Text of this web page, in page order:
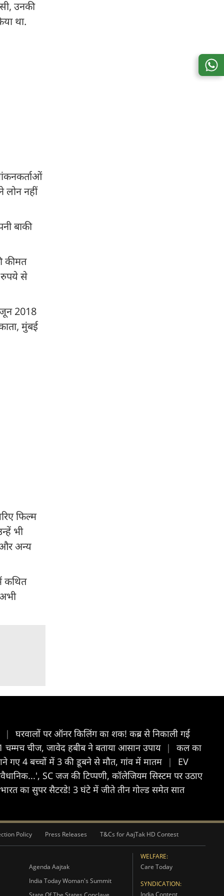
उनकी
था.
लोन नहीं
बाकी
कीमत
रुपये से
2018
मुंबई
फिल्म
भी
और अन्य
कथित
|
घरवालों पर ऑनर किलिंग का शक! कब्र से निकाली गई
चीज, जावेद हबीब ने बताया आसान उपाय |
कल का
गए 4 बच्चों में 3 की डूबने से मौत, गांव में मातम |
EV
SC जज की टिप्पणी, कॉलेजियम सिस्टम पर उठाए
का सुपर सैटरडे! 3 घंटे में जीते तीन गोल्ड समेत सात
Policy Press Releases T&Cs for AajTak HD Contest
Agenda Aajtak
India Today Woman's Summit
WELFARE:
Care Today
SYNDICATION:
India Content